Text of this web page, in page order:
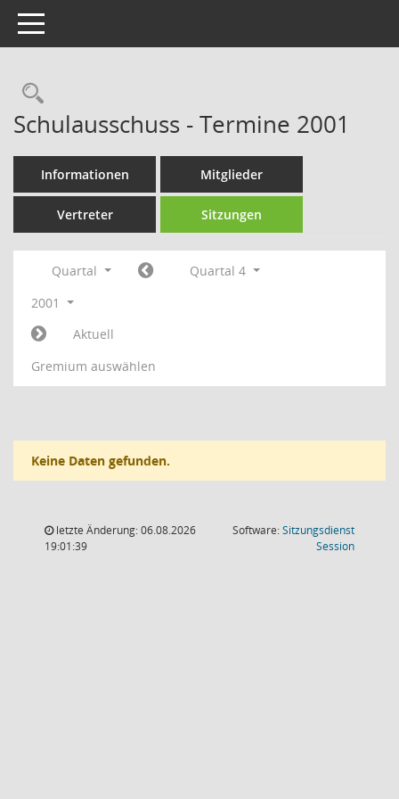
Toggle navigation
Rechercheauswahl
Schulausschuss - Termine 2001
Informationen Mitglieder
Vertreter Sitzungen
Quartal
Quartal 4
2001
Aktuell
Gremium auswählen
Keine Daten gefunden.
letzte Änderung: 06.08.2026
19:01:39
Software:Sitzungsdienst
Session(Wird in